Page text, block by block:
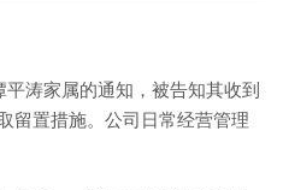
涛家属的通知，被告知其收到
留置措施。公司日常经营管理